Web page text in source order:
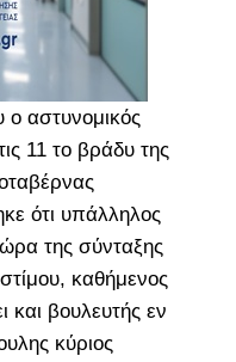
αστυνομικός
11 το βράδυ της
ότι υπάλληλος
της σύνταξης
καθήμενος
και βουλευτής εν
κύριος